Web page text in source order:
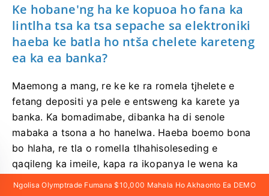
Ke hobane'ng ha ke kopuoa ho fana ka
lintlha tsa ka tsa sepache sa elektroniki
haeba ke batla ho ntša chelete kareteng
ea ka ea banka?
Maemong a mang, re ke ke ra romela tjhelete e
fetang depositi ya pele e entsweng ka karete ya
banka. Ka bomadimabe, dibanka ha di senole
mabaka a tsona a ho hanelwa. Haeba boemo bona
bo hlaha, re tla o romella tlhahisoleseding e
qaqileng ka imeile, kapa ra ikopanya le wena ka
Ngolisa Olymptrade Fumana $10,000 Mahala Ho Akhaonto Ea DEMO